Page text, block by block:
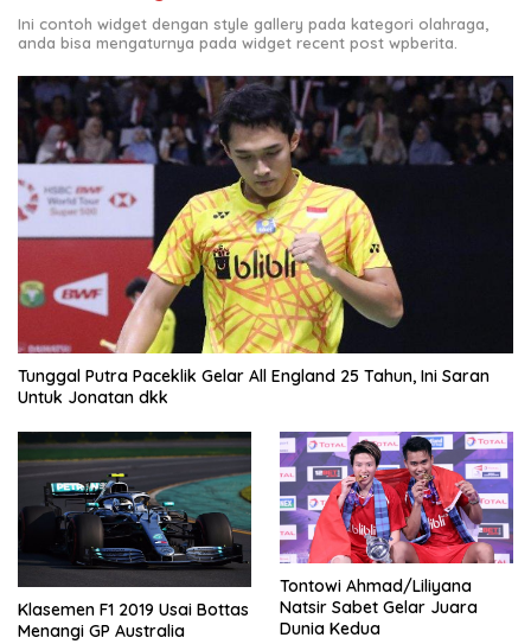
Ini contoh widget dengan style gallery pada kategori olahraga,
anda bisa mengaturnya pada widget recent post wpberita.
Tunggal Putra Paceklik Gelar All England 25 Tahun, Ini Saran
Untuk Jonatan dkk
Klasemen F1 2019 Usai Bottas
Menangi GP Australia
Tontowi Ahmad/Liliyana
Natsir Sabet Gelar Juara
Dunia Kedua